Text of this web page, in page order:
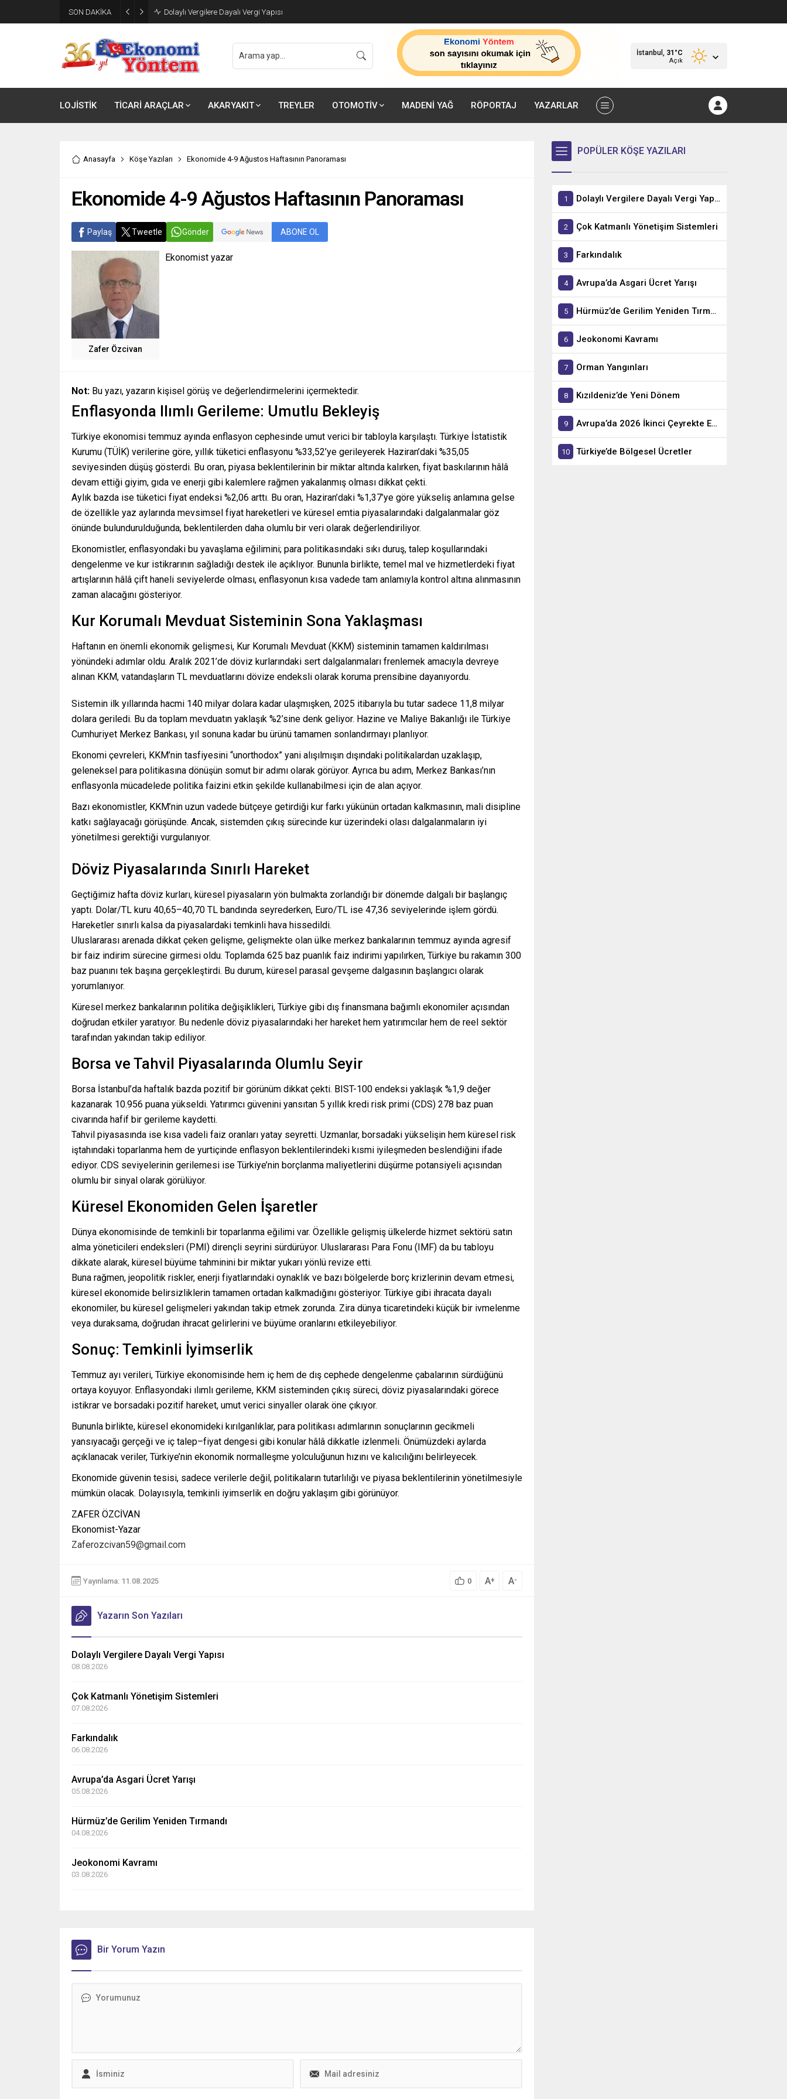
SON DAKİKA
Şarj Ağı İşletmecileri İçin Kritik Tarih: Sertifikalı Çağrı Merkezi Zorunluluğu 23
Eylül’de Başlıyor
İstanbul, 31 °C
Açık
LOJİSTİK TİCARİ ARAÇLAR AKARYAKIT TREYLER OTOMOTİV MADENİ YAĞ RÖPORTAJ YAZARLAR
Anasayfa Köşe Yazıları Ekonomide 4-9 Ağustos Haftasının Panoraması
Ekonomide 4-9 Ağustos Haftasının Panoraması
Paylaş Tweetle Gönder ABONE OL
Zafer Özcivan
Ekonomist yazar
Not: Bu yazı, yazarın kişisel görüş ve değerlendirmelerini içermektedir.
Enflasyonda Ilımlı Gerileme: Umutlu Bekleyiş
Türkiye ekonomisi temmuz ayında enflasyon cephesinde umut verici bir tabloyla karşılaştı. Türkiye İstatistik
Kurumu (TÜİK) verilerine göre, yıllık tüketici enflasyonu %33,52’ye gerileyerek Haziran’daki %35,05
seviyesinden düşüş gösterdi. Bu oran, piyasa beklentilerinin bir miktar altında kalırken, fiyat baskılarının hâlâ
devam ettiği giyim, gıda ve enerji gibi kalemlere rağmen yakalanmış olması dikkat çekti.
Aylık bazda ise tüketici fiyat endeksi %2,06 arttı. Bu oran, Haziran’daki %1,37’ye göre yükseliş anlamına gelse
de özellikle yaz aylarında mevsimsel fiyat hareketleri ve küresel emtia piyasalarındaki dalgalanmalar göz
önünde bulundurulduğunda, beklentilerden daha olumlu bir veri olarak değerlendiriliyor.
Ekonomistler, enflasyondaki bu yavaşlama eğilimini; para politikasındaki sıkı duruş, talep koşullarındaki
dengelenme ve kur istikrarının sağladığı destek ile açıklıyor. Bununla birlikte, temel mal ve hizmetlerdeki fiyat
artışlarının hâlâ çift haneli seviyelerde olması, enflasyonun kısa vadede tam anlamıyla kontrol altına alınmasının
zaman alacağını gösteriyor.
Kur Korumalı Mevduat Sisteminin Sona Yaklaşması
Haftanın en önemli ekonomik gelişmesi, Kur Korumalı Mevduat (KKM) sisteminin tamamen kaldırılması
yönündeki adımlar oldu. Aralık 2021’de döviz kurlarındaki sert dalgalanmaları frenlemek amacıyla devreye
alınan KKM, vatandaşların TL mevduatlarını dövize endeksli olarak koruma prensibine dayanıyordu.
Sistemin ilk yıllarında hacmi 140 milyar dolara kadar ulaşmışken, 2025 itibarıyla bu tutar sadece 11,8 milyar
dolara geriledi. Bu da toplam mevduatın yaklaşık %2’sine denk geliyor. Hazine ve Maliye Bakanlığı ile Türkiye
Cumhuriyet Merkez Bankası, yıl sonuna kadar bu ürünü tamamen sonlandırmayı planlıyor.
Ekonomi çevreleri, KKM’nin tasfiyesini “unorthodox” yani alışılmışın dışındaki politikalardan uzaklaşıp,
geleneksel para politikasına dönüşün somut bir adımı olarak görüyor. Ayrıca bu adım, Merkez Bankası’nın
enflasyonla mücadelede politika faizini etkin şekilde kullanabilmesi için de alan açıyor.
Bazı ekonomistler, KKM’nin uzun vadede bütçeye getirdiği kur farkı yükünün ortadan kalkmasının, mali disipline
katkı sağlayacağı görüşünde. Ancak, sistemden çıkış sürecinde kur üzerindeki olası dalgalanmaların iyi
yönetilmesi gerektiği vurgulanıyor.
Döviz Piyasalarında Sınırlı Hareket
Geçtiğimiz hafta döviz kurları, küresel piyasaların yön bulmakta zorlandığı bir dönemde dalgalı bir başlangıç
yaptı. Dolar/TL kuru 40,65–40,70 TL bandında seyrederken, Euro/TL ise 47,36 seviyelerinde işlem gördü.
Hareketler sınırlı kalsa da piyasalardaki temkinli hava hissedildi.
Uluslararası arenada dikkat çeken gelişme, gelişmekte olan ülke merkez bankalarının temmuz ayında agresif
bir faiz indirim sürecine girmesi oldu. Toplamda 625 baz puanlık faiz indirimi yapılırken, Türkiye bu rakamın 300
baz puanını tek başına gerçekleştirdi. Bu durum, küresel parasal gevşeme dalgasının başlangıcı olarak
yorumlanıyor.
Küresel merkez bankalarının politika değişiklikleri, Türkiye gibi dış finansmana bağımlı ekonomiler açısından
doğrudan etkiler yaratıyor. Bu nedenle döviz piyasalarındaki her hareket hem yatırımcılar hem de reel sektör
tarafından yakından takip ediliyor.
Borsa ve Tahvil Piyasalarında Olumlu Seyir
Borsa İstanbul’da haftalık bazda pozitif bir görünüm dikkat çekti. BIST-100 endeksi yaklaşık %1,9 değer
kazanarak 10.956 puana yükseldi. Yatırımcı güvenini yansıtan 5 yıllık kredi risk primi (CDS) 278 baz puan
civarında hafif bir gerileme kaydetti.
Tahvil piyasasında ise kısa vadeli faiz oranları yatay seyretti. Uzmanlar, borsadaki yükselişin hem küresel risk
iştahındaki toparlanma hem de yurtiçinde enflasyon beklentilerindeki kısmi iyileşmeden beslendiğini ifade
ediyor. CDS seviyelerinin gerilemesi ise Türkiye’nin borçlanma maliyetlerini düşürme potansiyeli açısından
olumlu bir sinyal olarak görülüyor.
Küresel Ekonomiden Gelen İşaretler
Dünya ekonomisinde de temkinli bir toparlanma eğilimi var. Özellikle gelişmiş ülkelerde hizmet sektörü satın
alma yöneticileri endeksleri (PMI) dirençli seyrini sürdürüyor. Uluslararası Para Fonu (IMF) da bu tabloyu
dikkate alarak, küresel büyüme tahminini bir miktar yukarı yönlü revize etti.
Buna rağmen, jeopolitik riskler, enerji fiyatlarındaki oynaklık ve bazı bölgelerde borç krizlerinin devam etmesi,
küresel ekonomide belirsizliklerin tamamen ortadan kalkmadığını gösteriyor. Türkiye gibi ihracata dayalı
ekonomiler, bu küresel gelişmeleri yakından takip etmek zorunda. Zira dünya ticaretindeki küçük bir ivmelenme
veya duraksama, doğrudan ihracat gelirlerini ve büyüme oranlarını etkileyebiliyor.
Sonuç: Temkinli İyimserlik
Temmuz ayı verileri, Türkiye ekonomisinde hem iç hem de dış cephede dengelenme çabalarının sürdüğünü
ortaya koyuyor. Enflasyondaki ılımlı gerileme, KKM sisteminden çıkış süreci, döviz piyasalarındaki görece
istikrar ve borsadaki pozitif hareket, umut verici sinyaller olarak öne çıkıyor.
Bununla birlikte, küresel ekonomideki kırılganlıklar, para politikası adımlarının sonuçlarının gecikmeli
yansıyacağı gerçeği ve iç talep–fiyat dengesi gibi konular hâlâ dikkatle izlenmeli. Önümüzdeki aylarda
açıklanacak veriler, Türkiye’nin ekonomik normalleşme yolculuğunun hızını ve kalıcılığını belirleyecek.
Ekonomide güvenin tesisi, sadece verilerle değil, politikaların tutarlılığı ve piyasa beklentilerinin yönetilmesiyle
mümkün olacak. Dolayısıyla, temkinli iyimserlik en doğru yaklaşım gibi görünüyor.
ZAFER ÖZCİVAN
Ekonomist-Yazar
Zaferozcivan59@gmail.com
Yayınlama: 11.08.2025 0 A+ A-
Yazarın Son Yazıları
Dolaylı Vergilere Dayalı Vergi Yapısı
08.08.2026
Çok Katmanlı Yönetişim Sistemleri
07.08.2026
Farkındalık
06.08.2026
Avrupa’da Asgari Ücret Yarışı
05.08.2026
Hürmüz’de Gerilim Yeniden Tırmandı
04.08.2026
Jeokonomi Kavramı
03.08.2026
Bir Yorum Yazın
POPÜLER KÖŞE YAZILARI
Dolaylı Vergilere Dayalı Vergi Yapısı
Çok Katmanlı Yönetişim Sistemleri
Farkındalık
Avrupa’da Asgari Ücret Yarışı
Hürmüz’de Gerilim Yeniden Tırmandı
Jeokonomi Kavramı
Orman Yangınları
Kızıldeniz’de Yeni Dönem
Avrupa’da 2026 İkinci Çeyrekte En Hızlı Büyüyen Ekonomiler
Türkiye’de Bölgesel Ücretler